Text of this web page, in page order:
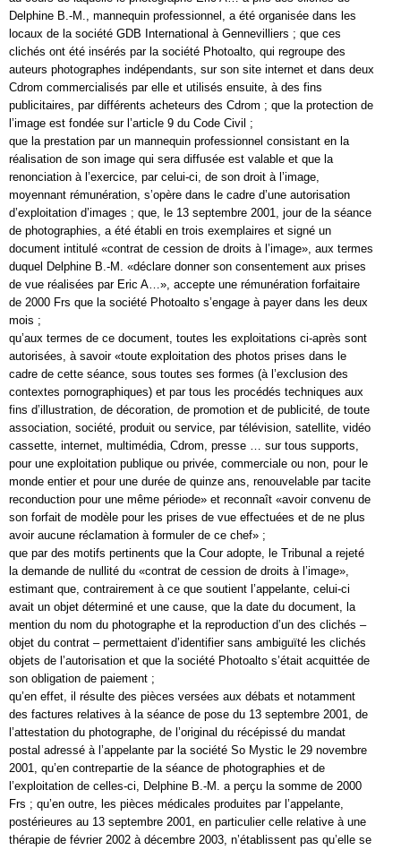
Delphine B.-M., mannequin professionnel, a été organisée dans les
locaux de la société GDB International à Gennevilliers ; que ces
clichés ont été insérés par la société Photoalto, qui regroupe des
auteurs photographes indépendants, sur son site internet et dans deux
Cdrom commercialisés par elle et utilisés ensuite, à des fins
publicitaires, par différents acheteurs des Cdrom ; que la protection de
l’image est fondée sur l’article 9 du Code Civil ;
que la prestation par un mannequin professionnel consistant en la
réalisation de son image qui sera diffusée est valable et que la
renonciation à l’exercice, par celui-ci, de son droit à l’image,
moyennant rémunération, s’opère dans le cadre d’une autorisation
d’exploitation d’images ; que, le 13 septembre 2001, jour de la séance
de photographies, a été établi en trois exemplaires et signé un
document intitulé «contrat de cession de droits à l’image», aux termes
duquel Delphine B.-M. «déclare donner son consentement aux prises
de vue réalisées par Eric A…», accepte une rémunération forfaitaire
de 2000 Frs que la société Photoalto s’engage à payer dans les deux
mois ;
qu’aux termes de ce document, toutes les exploitations ci-après sont
autorisées, à savoir «toute exploitation des photos prises dans le
cadre de cette séance, sous toutes ses formes (à l’exclusion des
contextes pornographiques) et par tous les procédés techniques aux
fins d’illustration, de décoration, de promotion et de publicité, de toute
association, société, produit ou service, par télévision, satellite, vidéo
cassette, internet, multimédia, Cdrom, presse … sur tous supports,
pour une exploitation publique ou privée, commerciale ou non, pour le
monde entier et pour une durée de quinze ans, renouvelable par tacite
reconduction pour une même période» et reconnaît «avoir convenu de
son forfait de modèle pour les prises de vue effectuées et de ne plus
avoir aucune réclamation à formuler de ce chef» ;
que par des motifs pertinents que la Cour adopte, le Tribunal a rejeté
la demande de nullité du «contrat de cession de droits à l’image»,
estimant que, contrairement à ce que soutient l’appelante, celui-ci
avait un objet déterminé et une cause, que la date du document, la
mention du nom du photographe et la reproduction d’un des clichés –
objet du contrat – permettaient d’identifier sans ambiguïté les clichés
objets de l’autorisation et que la société Photoalto s’était acquittée de
son obligation de paiement ;
qu’en effet, il résulte des pièces versées aux débats et notamment
des factures relatives à la séance de pose du 13 septembre 2001, de
l’attestation du photographe, de l’original du récépissé du mandat
postal adressé à l’appelante par la société So Mystic le 29 novembre
2001, qu’en contrepartie de la séance de photographies et de
l’exploitation de celles-ci, Delphine B.-M. a perçu la somme de 2000
Frs ; qu’en outre, les pièces médicales produites par l’appelante,
postérieures au 13 septembre 2001, en particulier celle relative à une
thérapie de février 2002 à décembre 2003, n’établissent pas qu’elle se